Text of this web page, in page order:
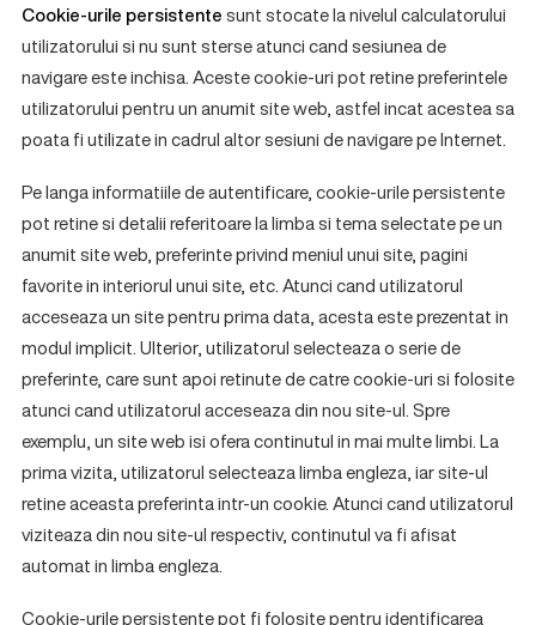
Cookie-urile persistentesunt stocate la nivelul calculatorului
utilizatorului si nu sunt sterse atunci cand sesiunea de
navigare este inchisa. Aceste cookie-uri pot retine preferintele
utilizatorului pentru un anumit site web, astfel incat acestea sa
poata fi utilizate in cadrul altor sesiuni de navigare pe Internet.
Pe langa informatiile de autentificare, cookie-urile persistente
pot retine si detalii referitoare la limba si tema selectate pe un
anumit site web, preferinte privind meniul unui site, pagini
favorite in interiorul unui site, etc. Atunci cand utilizatorul
acceseaza un site pentru prima data, acesta este prezentat in
modul implicit. Ulterior, utilizatorul selecteaza o serie de
preferinte, care sunt apoi retinute de catre cookie-uri si folosite
atunci cand utilizatorul acceseaza din nou site-ul. Spre
exemplu, un site web isi ofera continutul in mai multe limbi. La
prima vizita, utilizatorul selecteaza limba engleza, iar site-ul
retine aceasta preferinta intr-un cookie. Atunci cand utilizatorul
viziteaza din nou site-ul respectiv, continutul va fi afisat
automat in limba engleza.
Cookie-urile persistente pot fi folosite pentru identificarea